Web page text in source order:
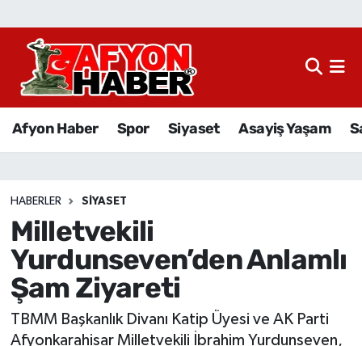
Afyon Haber Spor Siyaset Asayiş Yaşam
HABERLER SIYASET
Milletvekili
Yurdunseven’den Anlamlı
Şam Ziyareti
TBMM Başkanlık Divanı Katip Üyesi ve AK Parti
Afyonkarahisar Milletvekili İbrahim Yurdunseven,
Afyon Haber
Sağlık
Eğitim